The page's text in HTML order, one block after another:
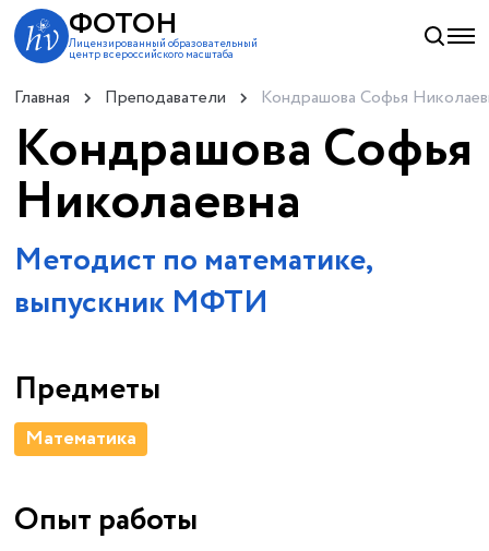
ФОТОН
Лицензированный образовательный
центр всероссийского масштаба
Главная Преподаватели Кондрашова Софья
Кондрашова Софья
Николаевна
Методист по математике,
выпускник МФТИ
Предметы
Математика
Опыт работы